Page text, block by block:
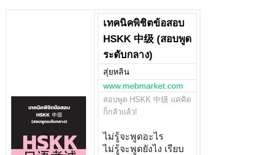
เทคนิคพิชิตข้อสอบ
HSKK 中级 (สอบพูด
ระดับกลาง)
สุ่ยหลิน
www.mebmarket.com
สอบพูด HSKK 中级 แค่คิด
ก็กลัวแล้ว!
ไม่รู้จะพูดอะไร
ไม่รู้จะพูดยังไง เรียบ